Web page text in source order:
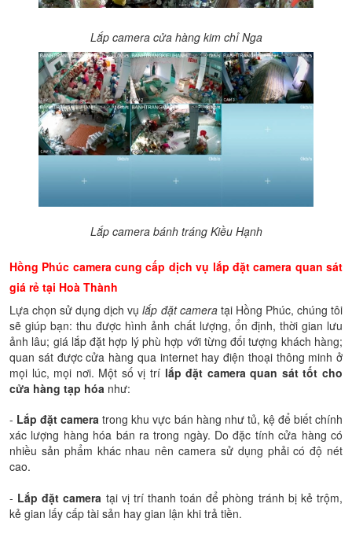
Lắp camera cửa hàng kim chỉ Nga
Lắp camera bánh tráng Kiều Hạnh
Hồng Phúc camera cung cấp dịch vụ lắp đặt camera quan sát
giá rẻ tại Hoà Thành
Lựa chọn sử dụng dịch vụlắp đặt cameratại Hồng Phúc, chúng tôi
sẽ giúp bạn: thu được hình ảnh chất lượng, ổn định, thời gian lưu
ảnh lâu; giá lắp đặt hợp lý phù hợp với từng đối tượng khách hàng;
quan sát được cửa hàng qua internet hay điện thoại thông minh ở
mọi lúc, mọi nơi. Một số vị trí lắp đặt camera quan sát tốt cho
cửa hàng tạp hóa như:
- Lắp đặt camera trong khu vực bán hàng như tủ, kệ để biết chính
xác lượng hàng hóa bán ra trong ngày. Do đặc tính cửa hàng có
nhiều sản phẩm khác nhau nên camera sử dụng phải có độ nét
cao.
- Lắp đặt camera tại vị trí thanh toán để phòng tránh bị kẻ trộm,
kẻ gian lấy cấp tài sản hay gian lận khi trả tiền.